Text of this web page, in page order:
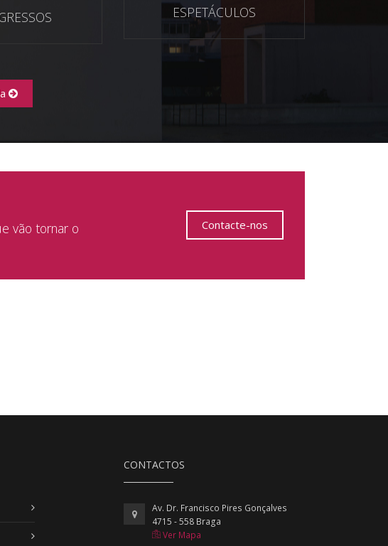
ESPETÁCULOS
vão tornar o
Contacte-nos
CONTACTOS
Av. Dr. Francisco Pires Gonçalves
4715 - 558 Braga
Ver Mapa